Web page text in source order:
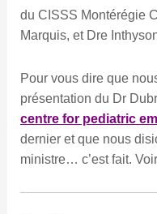
du CISSS Montérégie
Marquis, et Dre
Pour vous dire que
présentation du Dr
centre for pediatric
dernier et que nous
ministre… c’est fait.